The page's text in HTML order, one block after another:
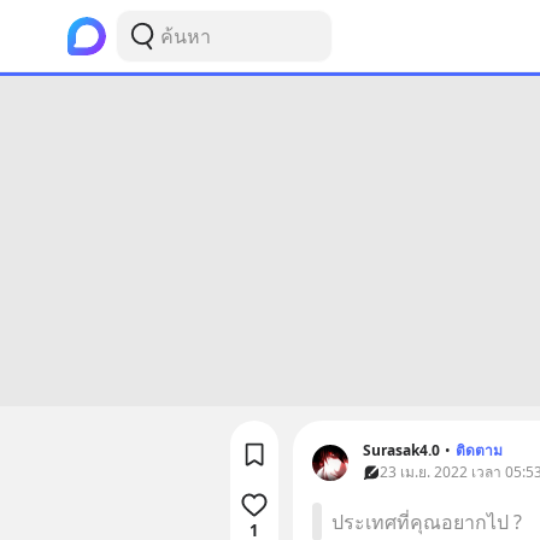
Surasak4.0 • ติดตาม
23 เม.ย. 2022 เวลา
ประเทศที่คุณอยากไป ?
1